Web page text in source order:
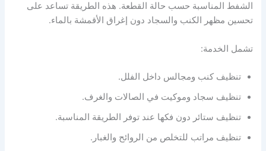
الشفط المناسبة حسب حالة القطعة. هذه الطريقة تساعد على
تحسين مظهر الكنب والسجاد دون إغراق الأقمشة بالماء.
تشمل الخدمة:
تنظيف كنب ومجالس داخل الفلل.
تنظيف سجاد وموكيت في الصالات والغرف.
تنظيف ستائر دون فكها عند توفر الطريقة المناسبة.
تنظيف مراتب للتخلص من الروائح والغبار.